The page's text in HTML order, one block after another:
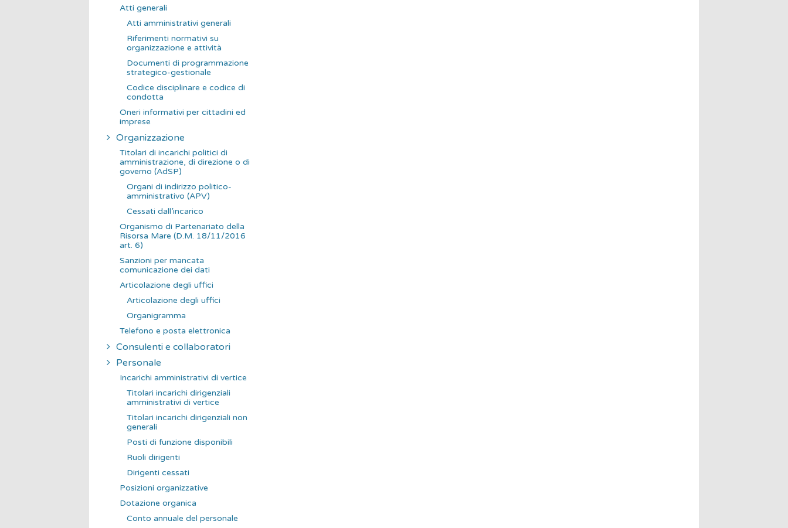
Atti generali
Atti amministrativi generali
Riferimenti normativi su
organizzazione e attività
Documenti di programmazione
strategico-gestionale
Codice disciplinare e codice di
condotta
Oneri informativi per cittadini ed
imprese
Organizzazione
Titolari di incarichi politici di
amministrazione, di direzione o di
governo (AdSP)
Organi di indirizzo politico-
amministrativo (APV)
Cessati dall’incarico
Organismo di Partenariato della
Risorsa Mare (D.M. 18/11/2016
art. 6)
Sanzioni per mancata
comunicazione dei dati
Articolazione degli uffici
Articolazione degli uffici
Organigramma
Telefono e posta elettronica
Consulenti e collaboratori
Personale
Incarichi amministrativi di vertice
Titolari incarichi dirigenziali
amministrativi di vertice
Titolari incarichi dirigenziali non
generali
Posti di funzione disponibili
Ruoli dirigenti
Dirigenti cessati
Posizioni organizzative
Dotazione organica
Conto annuale del personale